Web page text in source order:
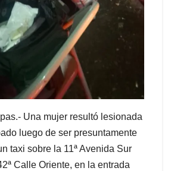
Una mujer resultó lesionada
luego de ser presuntamente
taxi sobre la 11ª Avenida Sur
Calle Oriente, en la entrada